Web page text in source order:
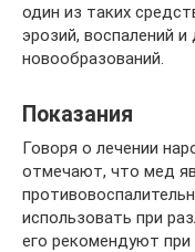
один из таких
эрозий, воспалений
новообразований.
Показания
Говоря о лечении
отмечают, что мед
использовать при
его рекомендуют при